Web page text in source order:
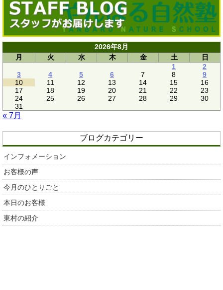
2026年8月
月
火 水 木 金 土
日
1
2
3
4 5 6 7 8
9
10
11 12 13 14 15
16
17
18 19 20 21 22
23
24
25 26 27 28 29
30
31
« 7月
ブログカテゴリー
インフォメーション
お客様の声
今月のひとりごと
本日のお客様
東村の紹介